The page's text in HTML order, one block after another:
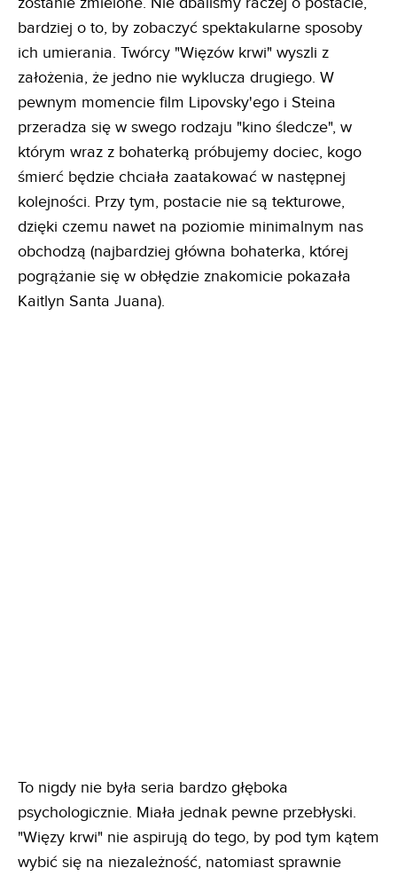
bardziej o to, by zobaczyć spektakularne sposoby
ich umierania. Twórcy "Więzów krwi" wyszli z
założenia, że jedno nie wyklucza drugiego. W
pewnym momencie film Lipovsky'ego i Steina
przeradza się w swego rodzaju "kino śledcze", w
którym wraz z bohaterką próbujemy dociec, kogo
śmierć będzie chciała zaatakować w następnej
kolejności. Przy tym, postacie nie są tekturowe,
dzięki czemu nawet na poziomie minimalnym nas
obchodzą (najbardziej główna bohaterka, której
pogrążanie się w obłędzie znakomicie pokazała
Kaitlyn Santa Juana).
To nigdy nie była seria bardzo głęboka
psychologicznie. Miała jednak pewne przebłyski.
"Więzy krwi" nie aspirują do tego, by pod tym kątem
wybić się na niezależność, natomiast sprawnie